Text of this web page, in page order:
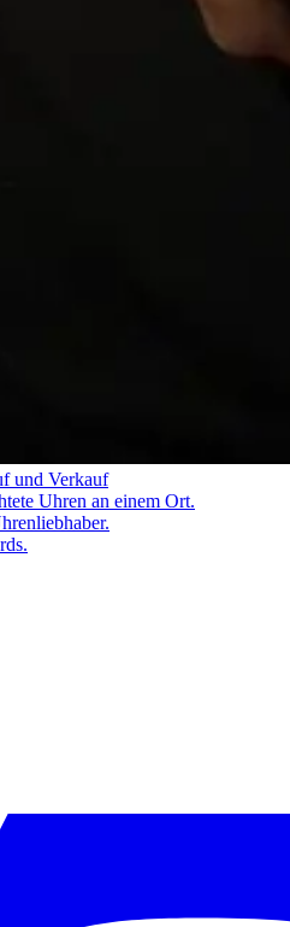
und Verkauf
Uhren an einem Ort.